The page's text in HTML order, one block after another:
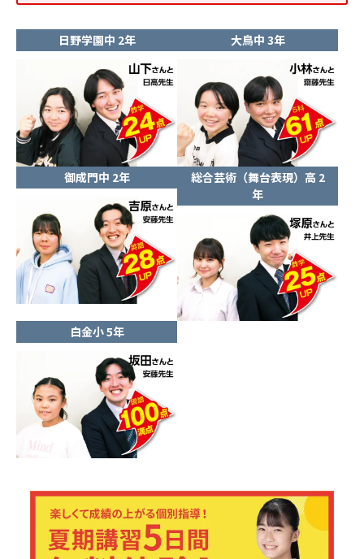
日野学園中 2年 大鳥中 3年
御成門中 2年
総合芸術（舞台表現）高 2
年
白金小 5年